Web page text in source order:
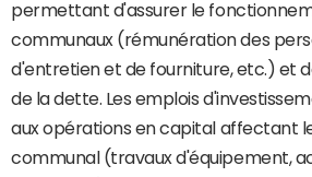
permettant d'assurer le
communaux (rémunération des
d'entretien et de fourniture, etc.) et
de la dette. Les emplois
aux opérations en capital affectant
communal (travaux d'équipement,